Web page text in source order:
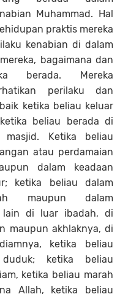
Muhammad. Hal
praktis mereka
kenabian di dalam
bagaimana dan
berada. Mereka
perilaku dan
ketika beliau keluar
beliau berada di
Ketika beliau
atau perdamaian
dalam keadaan
ketika beliau dalam
maupun dalam
lain di luar ibadah, di
maupun akhlaknya, di
ketika beliau
ketika beliau
ketika beliau marah
Allah, ketika beliau